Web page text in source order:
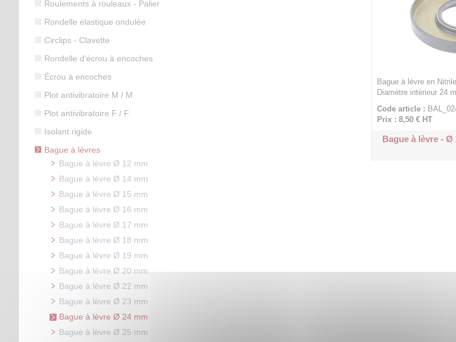
Roulements à rouleaux - Palier
Rondelle élastique ondulée
Circlips - Clavette
Rondelle d'écrou à encoches
Écrou à encoches
Plot antivibratoire M / M
Plot antivibratoire F / F
Isolant rigide
Bague à lèvres
Bague à lèvre Ø 12 mm
Bague à lèvre Ø 14 mm
Bague à lèvre Ø 15 mm
Bague à lèvre Ø 16 mm
Bague à lèvre Ø 17 mm
Bague à lèvre Ø 18 mm
Bague à lèvre Ø 19 mm
Bague à lèvre Ø 20 mm
Bague à lèvre Ø 22 mm
Bague à lèvre Ø 23 mm
Bague à lèvre Ø 24 mm
Bague à lèvre Ø 25 mm
Bague à lèvre en
Diamètre intérieur 24
Code article :
Prix : 8,50 €HT
Bague à lèvre - Ø